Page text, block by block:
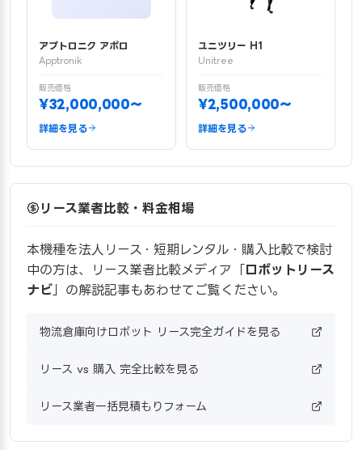
アプトロニク アポロ
Apptronik
販売価格
¥32,000,000〜
詳細を見る
ユニツリー H1
Unitree
販売価格
¥2,500,000〜
詳細を見る
リース業者比較・料金相場
本機種を法人リース・短期レンタル・購入比較で検討
中の方は、リース業者比較メディア「ロボットリース
ナビ 」の解説記事もあわせてご覧ください。
物流倉庫向けロボット リース完全ガイドを見る
リース vs 購入 完全比較を見る
リース業者一括見積もりフォーム